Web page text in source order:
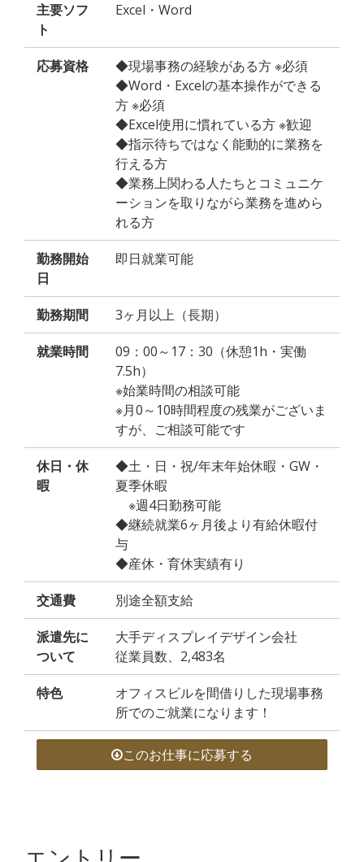
主要ソフ
ト
Excel・Word
応募資格
◆現場事務の経験がある方 ※必須
◆Word・Excelの基本操作ができる
方 ※必須
◆Excel使用に慣れている方 ※歓迎
◆指示待ちではなく能動的に業務を
行える方
◆業務上関わる人たちとコミュニケ
ーションを取りながら業務を進めら
れる方
勤務開始
日
即日就業可能
勤務期間 3ヶ月以上（長期）
就業時間
09：00～17：30（休憩1h・実働
7.5h）
※始業時間の相談可能
※月0～10時間程度の残業がございま
すが、ご相談可能です
休日・休
暇
◆土・日・祝/年末年始休暇・GW・
夏季休暇
※週4日勤務可能
◆継続就業6ヶ月後より有給休暇付
与
◆産休・育休実績有り
交通費 別途全額支給
派遣先に
ついて
大手ディスプレイデザイン会社
従業員数、2,483名
特色
オフィスビルを間借りした現場事務
所でのご就業になります！
このお仕事に応募する